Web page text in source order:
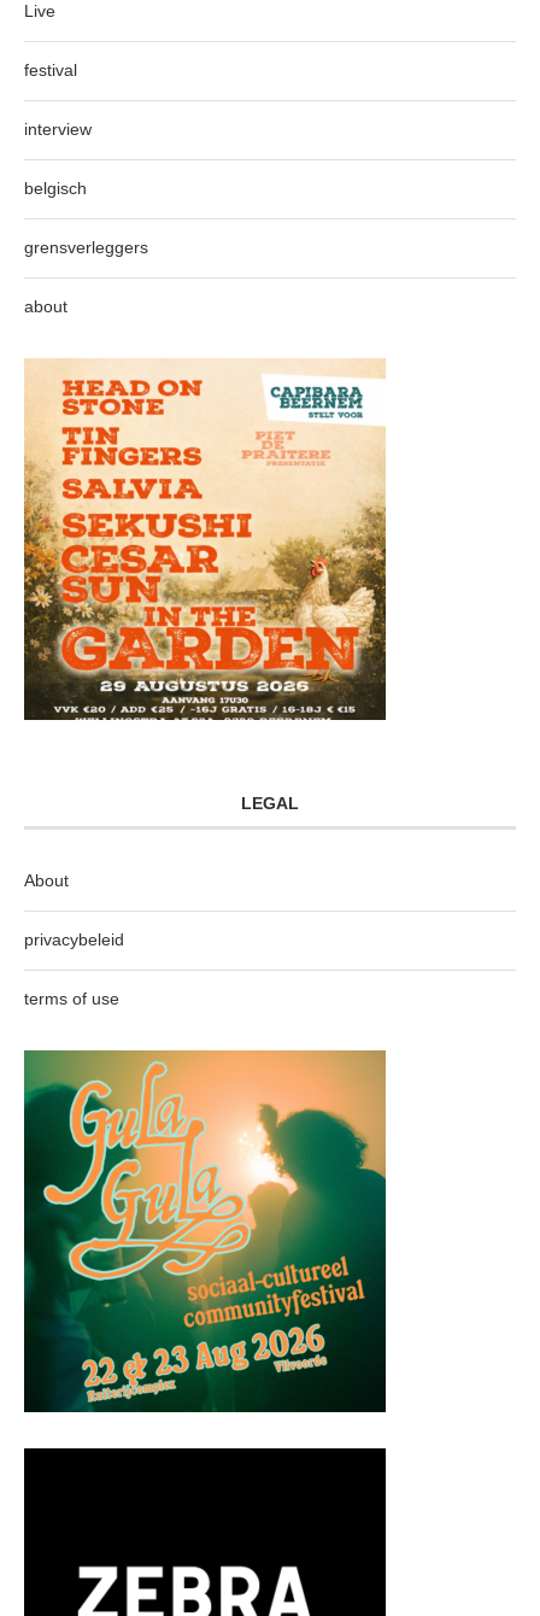
Live
festival
interview
belgisch
grensverleggers
about
LEGAL
About
privacybeleid
terms of use